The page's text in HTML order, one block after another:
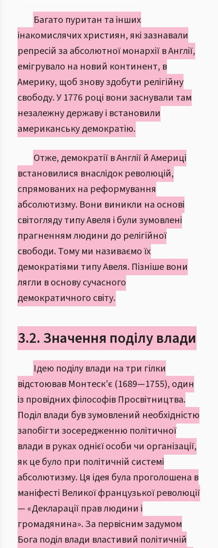
Багато пуритан та інших
інакомислячих християн, які зазнавали
репресій за абсолютної монархії в Англії,
емігрувало на новий континент, в
Америку, щоб знову здобути релігійну
свободу. У 1776 році вони заснували там
незалежну державу і встановили
американську демократію.
Отже, демократії в Англії й Америці
встановилися внаслідок революцій,
спрямованих на реформування
абсолютизму. Вони виникли на основі
світогляду типу Авеля і були зумовлені
прагненням людини до релігійної
свободи. Тому ми називаємо їх
демократіями типу Авеля. Пізніше вони
лягли в основу сучасного
демократичного світу.
3.2. Значення поділу влади
Ідею поділу влади на три гілки
відстоював Монтеск'є (1689—1755), один
із провідних філософів Просвітництва.
Поділ влади був зумовлений необхідністю
запобігти зосередженню політичної
влади в руках однієї особи чи організації,
як це було при політичній системі
абсолютизму. Ця ідея була проголошена в
маніфесті Великої французької революції
— «Декларації прав людини і
громадянина». За первісним задумом
Бога поділ влади властивий політичній